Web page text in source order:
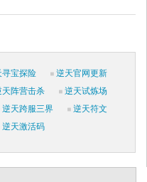
寻宝探险
逆天官网更新
天阵营击杀
逆天试炼场
逆天跨服三界
逆天符文
逆天激活码